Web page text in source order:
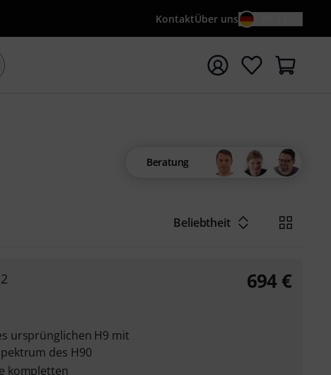
KontaktÜber uns
mit Suchwort {searchTerm} starten
Beratung
Beliebtheit
ursprünglichen H9 mit
des H90
kompletten
694 €